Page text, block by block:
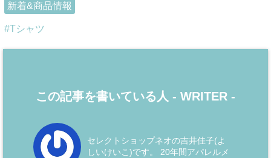
新着&商品情報
Tシャツ
この記事を書いている人 - WRITER -
セレクトショップネオの吉井佳子(よ
しいけいこ)です。 20年間アパレルメ